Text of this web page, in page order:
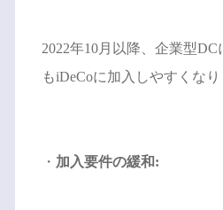
2022年10月以降、企業型
もiDeCoに加入しやすくなり
・ 加入要件の緩和: